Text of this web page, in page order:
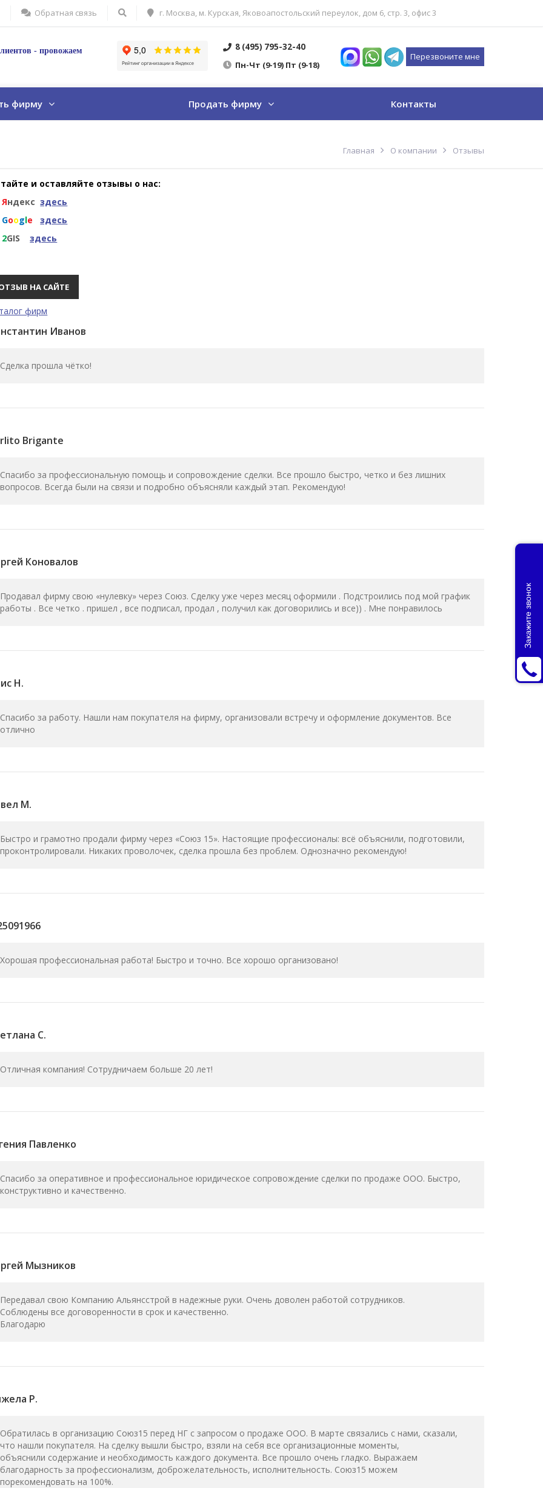
Обратная связь г. Москва, м. Курская, Яковоапостольский переулок, дом 6, стр. 3, офис 3
- провожаем
8 (495) 795-32-40
Пн-Чт (9-19) Пт (9-18)
Перезвоните мне
фирму Продать фирму Контакты
Главная О компании Отзывы
и оставляйте отзывы о нас:
Яндекс здесь
Google
здесь
2GISздесь
НА САЙТЕ
фирм
Иванов
Сделка прошла чётко!
Brigante
Спасибо за профессиональную помощь и сопровождение сделки. Все прошло быстро, четко и без лишних
вопросов. Всегда были на связи и подробно объясняли каждый этап. Рекомендую!
Коновалов
Продавал фирму свою «нулевку» через Союз. Сделку уже через месяц оформили . Подстроились под мой график
работы . Все четко . пришел , все подписал, продал , получил как договорились и все)) . Мне понравилось
Н.
Спасибо за работу. Нашли нам покупателя на фирму, организовали встречу и оформление документов. Все
отлично
М.
Быстро и грамотно продали фирму через «Союз 15». Настоящие профессионалы: всё объяснили, подготовили,
проконтролировали. Никаких проволочек, сделка прошла без проблем. Однозначно рекомендую!
Хорошая профессиональная работа! Быстро и точно. Все хорошо организовано!
С.
Отличная компания! Сотрудничаем больше 20 лет!
Павленко
Спасибо за оперативное и профессиональное юридическое сопровождение сделки по продаже ООО. Быстро,
конструктивно и качественно.
Мызников
Передавал свою Компанию Альянсстрой в надежные руки. Очень доволен работой сотрудников.
Соблюдены все договоренности в срок и качественно.
Благодарю
Р.
Обратилась в организацию Союз15 перед НГ с запросом о продаже ООО. В марте связались с нами, сказали,
что нашли покупателя. На сделку вышли быстро, взяли на себя все организационные моменты,
объяснили содержание и необходимость каждого документа. Все прошло очень гладко. Выражаем
благодарность за профессионализм, доброжелательность, исполнительность. Союз15 можем
порекомендовать на 100%.
Закажите звонок